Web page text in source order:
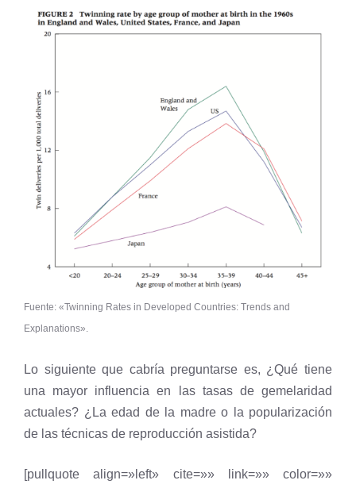
Fuente: «Twinning Rates in Developed Countries: Trends and
Explanations».
Lo siguiente que cabría preguntarse es, ¿Qué tiene
una mayor influencia en las tasas de gemelaridad
actuales? ¿La edad de la madre o la popularización
de las técnicas de reproducción asistida?
[pullquote align=»left» cite=»» link=»» color=»»